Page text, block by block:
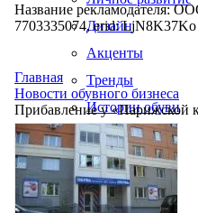
Дизайн
Акценты
Тренды
Истории обуви
Производство
Название рекламодателя:
7703335074, erid: LjN8K37Ko
Главная
Новости обувного бизнеса
Прибавление у «Парижской